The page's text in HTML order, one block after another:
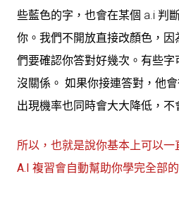
些藍色的字，也會在某個 a.i 判
你。我們不開放直接改顏色，
們要確認你答對好幾次。有些
沒關係。 如果你接連答對，他
出現機率也同時會大大降低，不
所以，也就是說你基本上可以一
A.I 複習會自動幫助你學完全部